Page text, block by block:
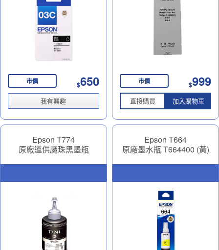
市價 $650
我有興趣
市價 $999
直接購買 加入購物車
Epson T774
原廠連供魔珠黑墨瓶
Epson T664
原廠墨水瓶 T664400 (黃)